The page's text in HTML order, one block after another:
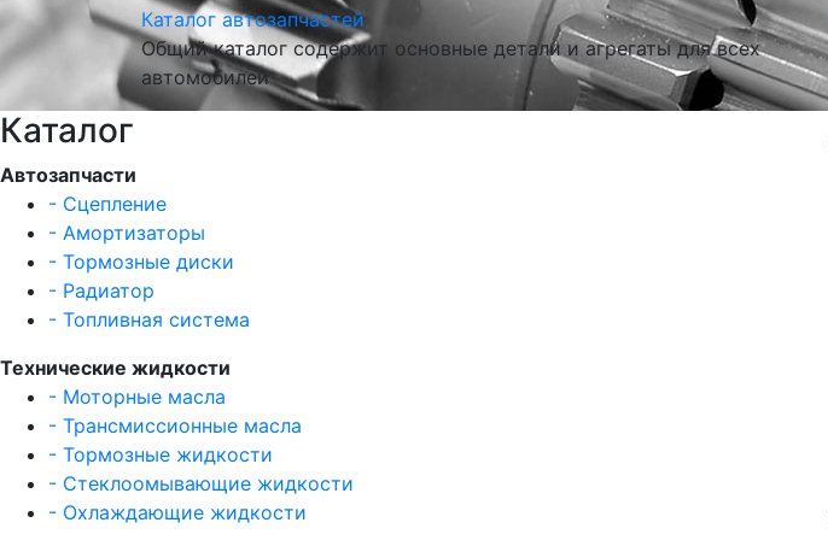
Каталог автозапчастей
Общий каталог содержит основные детали и агрегаты для всех
автомобилей
Каталог
Автозапчасти
- Сцепление
- Амортизаторы
- Тормозные диски
- Радиатор
- Топливная система
Технические жидкости
- Моторные масла
- Трансмиссионные масла
- Тормозные жидкости
- Стеклоомывающие жидкости
- Охлаждающие жидкости